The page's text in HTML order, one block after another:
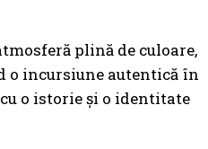
plină de culoare,
o incursiune autentică în
o istorie și o identitate